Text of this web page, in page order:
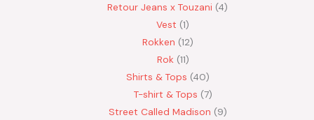
Retour Jeans x Touzani 4
Vest 1
Rokken 12
Rok 11
Shirts & Tops 40
T-shirt & Tops 7
Street Called Madison 9